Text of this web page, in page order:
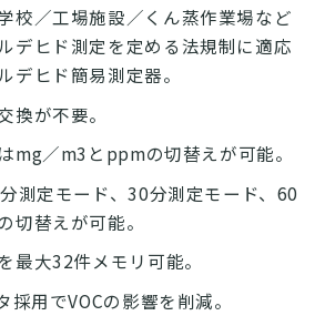
校／工場施設／くん蒸作業場など
デヒド測定を定める法規制に適応
デヒド簡易測定器。
換が不要。
mg／m3とppmの切替えが可能。
測定モード、30分測定モード、60
切替えが可能。
最大32件メモリ可能。
採用でVOCの影響を削減。